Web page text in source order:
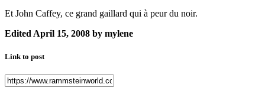
Et John Caffey, ce grand gaillard qui à peur du noir.
Edited April 15, 2008 by mylene
Link to post